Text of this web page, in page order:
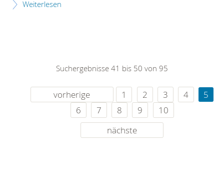
Weiterlesen
Suchergebnisse 41 bis 50 von 95
vorherige 1 2 3 4
5
6
7 8 9
10
nächste